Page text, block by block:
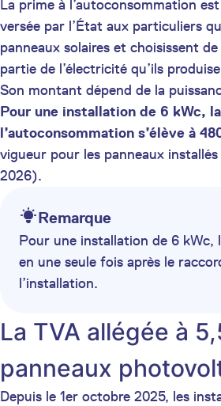
La prime à l’autoconsommation
versée par l’État aux particuliers
panneaux solaires et choisissent
partie de l’électricité qu’ils
Son montant dépend de la
Pour une installation de 6 kWc,
l’autoconsommation s’élève à
vigueur pour les panneaux
2026).
Remarque
Pour une installation de 6 kWc,
en une seule fois après le
l’installation.
La TVA allégée à
panneaux
Depuis le 1er octobre 2025, les